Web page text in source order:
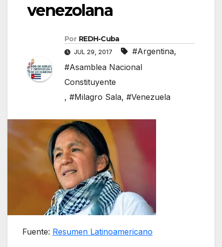
venezolana
Por REDH-Cuba
JUL 29, 2017 #Argentina,
#Asamblea Nacional
Constituyente
, #Milagro Sala, #Venezuela
Fuente: Resumen Latinoamericano